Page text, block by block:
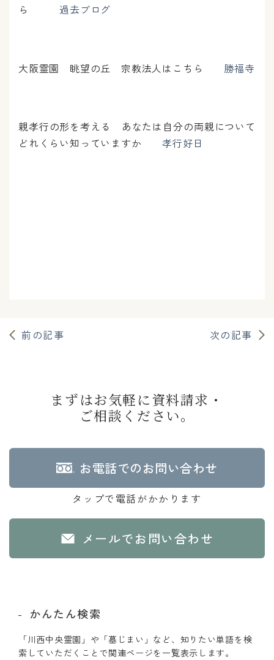
ら過去ブログ
大阪霊園 眺望の丘 宗教法人はこちら 勝福寺
親孝行の形を考える あなたは自分の両親について
どれくらい知っていますか孝行好日
前の記事 次の記事
まずはお気軽に資料請求・
ご相談ください。
お電話でのお問い合わせ
タップで電話がかかります
メールでお問い合わせ
かんたん検索
「川西中央霊園」や「墓じまい」など、知りたい単語を検
索していただくことで関連ページを一覧表示します。